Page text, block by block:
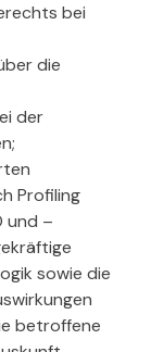
bei
die
der
Profiling
und –
sowie die
betroffene